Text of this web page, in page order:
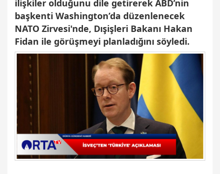
ilişkiler olduğunu dile getirerek ABD’nin
başkenti Washington’da düzenlenecek
NATO Zirvesi'nde, Dışişleri Bakanı Hakan
Fidan ile görüşmeyi planladığını söyledi.